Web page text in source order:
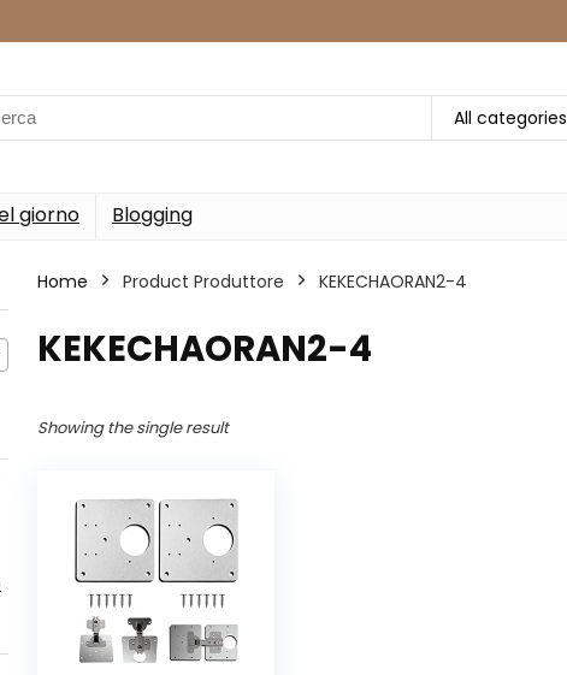
All categories
giorno Blogging
Home Product Produttore ‎KEKECHAORAN2-4
‎KEKECHAORAN2-4
Showing the single result